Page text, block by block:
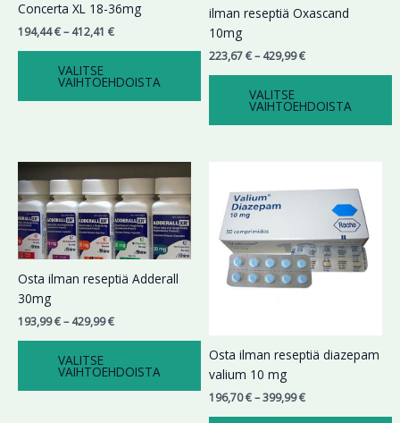
Concerta XL 18-36mg
194,44€– 412,41 €
VALITSE
VAIHTOEHDOISTA
Voit
tehdä
valinnat
tuotteen
ilman reseptiä Oxascand
10mg
223,67€– 429,99€
VALITSE
VAIHTOEHDOISTA
tehdä
valinnat
tuotteen
Osta ilman reseptiä Adderall
30mg
193,99€– 429,99€
193,99 €
-
429,99 €
VALITSE
VAIHTOEHDOISTA
tuotteella
on
useampi
muunnelma.
tehdä
valinnat
tuotteen
Osta ilman reseptiä diazepam
valium 10 mg
196,70€–399,99€
399,99 €
tuotteella
useampi
muunnelma.
Voit
tehdä
sivulla.